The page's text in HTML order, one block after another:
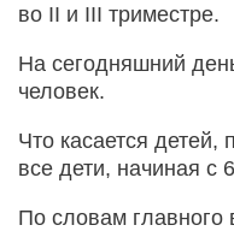
во II и III триместре.
На сегодняшний
человек.
Что касается
все дети, начиная с
По словам главного